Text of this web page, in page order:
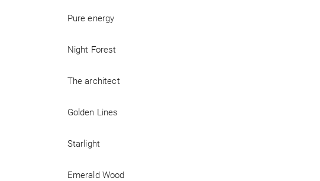
Pure energy
Night Forest
The architect
Golden Lines
Starlight
Emerald Wood